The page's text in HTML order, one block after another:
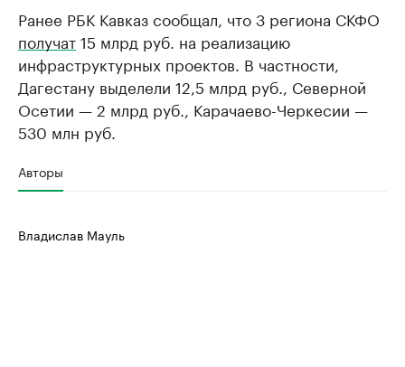
Ранее РБК Кавказ сообщал, что 3 региона СКФО
получат15 млрд руб. на реализацию
инфраструктурных проектов. В частности,
Дагестану выделели 12,5 млрд руб., Северной
Осетии — 2 млрд руб., Карачаево-Черкесии —
530 млн руб.
Авторы
Владислав Мауль